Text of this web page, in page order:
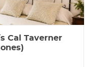
Cal Taverner